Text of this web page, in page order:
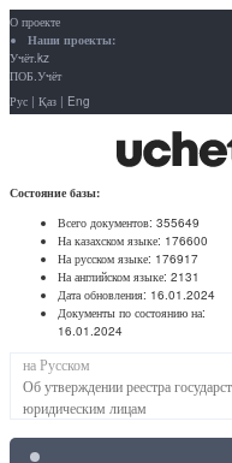
О проекте
Наши проекты:
Учёт.kz
ПОБ.Учёт
Рус | Қаз | Eng
Состояние базы:
Всего документов: 355649
На казахском языке: 176600
На русском языке: 176917
На английском языке: 2131
Дата обновления: 16.01.2024
Документы по состоянию на:
16.01.2024
на Русском
Об утверждении реестра
юридическим лицам